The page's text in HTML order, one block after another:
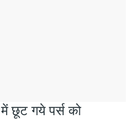
में छूट गये पर्स को